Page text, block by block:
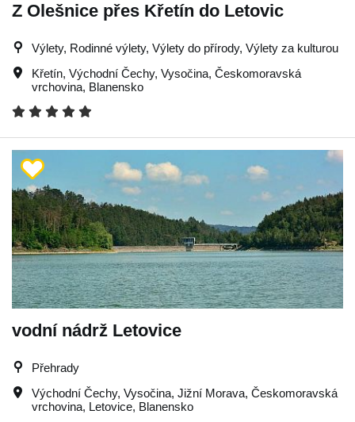
Z Olešnice přes Křetín do Letovic
Výlety, Rodinné výlety, Výlety do přírody, Výlety za kulturou
Křetín, Východní Čechy, Vysočina, Českomoravská
vrchovina, Blanensko
vodní nádrž Letovice
Přehrady
Východní Čechy, Vysočina, Jižní Morava, Českomoravská
vrchovina, Letovice, Blanensko